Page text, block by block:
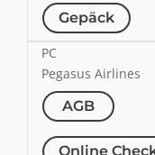
Gepäck
PC
Pegasus Airlines
AGB
Online